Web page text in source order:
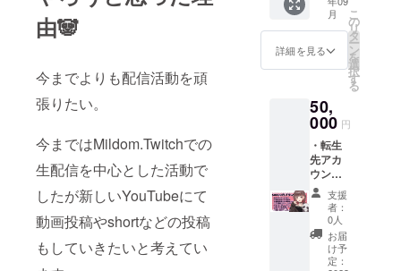
由🐼
今までよりも配信活動を頑
張りたい。
今まではMildom.Twitchでの
生配信を中心とした活動で
したが新しいYouTubeにて
動画投稿やshortなどの投稿
もしていきたいと考えてい
俗に反
するも
のは不
可） お
2023年
10月頃
を検討
してお
りま
す。 正
確な日
程に関
して
は、転
生先ア
カウン
スマホ
壁紙
(1920×
2436)
伝え、
その他
リター
ン品を
お送り
する方
法は
Twitter
DMより
送らせ
て頂き
ます。
にお名
前を表
示させ
ていた
だきま
す。 ・
目配信
での名
前読み
上げ 配
信の最
後にお
名前を
表示し
た上読
み上げ
させて
頂きま
月
詳細を見る
こ
の
リ
タ
ー
ン
を
選
択
す
る
50,
000 円
・転生
先アカ
ウント
お伝え
・お披
露目配
信での
名前表
記 配信
支援
者：
0人
お届
け予
定：